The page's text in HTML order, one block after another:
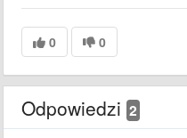
0 0
Odpowiedzi 2